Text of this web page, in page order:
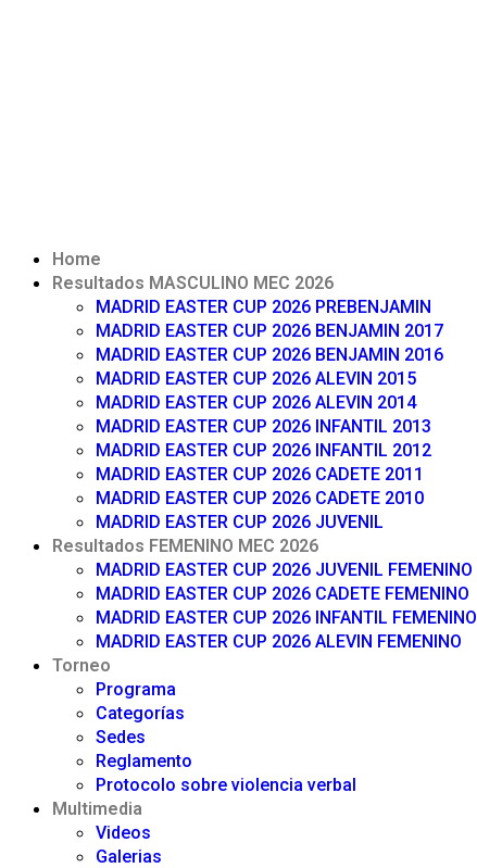
Home
Resultados MASCULINO MEC 2026
MADRID EASTER CUP 2026 PREBENJAMIN
MADRID EASTER CUP 2026 BENJAMIN 2017
MADRID EASTER CUP 2026 BENJAMIN 2016
MADRID EASTER CUP 2026 ALEVIN 2015
MADRID EASTER CUP 2026 ALEVIN 2014
MADRID EASTER CUP 2026 INFANTIL 2013
MADRID EASTER CUP 2026 INFANTIL 2012
MADRID EASTER CUP 2026 CADETE 2011
MADRID EASTER CUP 2026 CADETE 2010
MADRID EASTER CUP 2026 JUVENIL
Resultados FEMENINO MEC 2026
MADRID EASTER CUP 2026 JUVENIL FEMENINO
MADRID EASTER CUP 2026 CADETE FEMENINO
MADRID EASTER CUP 2026 INFANTIL FEMENINO
MADRID EASTER CUP 2026 ALEVIN FEMENINO
Torneo
Programa
Categorías
Sedes
Reglamento
Protocolo sobre violencia verbal
Multimedia
Videos
Galerias